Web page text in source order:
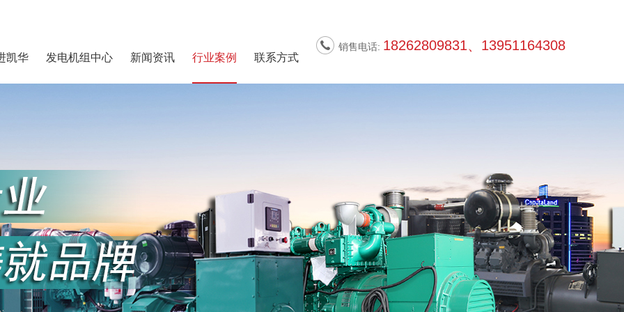
凯华 发电机组中心 新闻资讯 行业案例 联系方式
销售电话: 18262809831、13951164308